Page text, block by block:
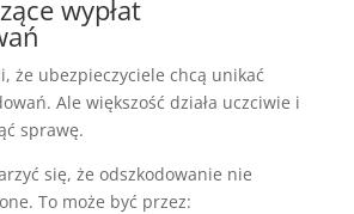
wypłat
że ubezpieczyciele chcą unikać
Ale większość działa uczciwie i
sprawę.
się, że odszkodowanie nie
To może być przez: